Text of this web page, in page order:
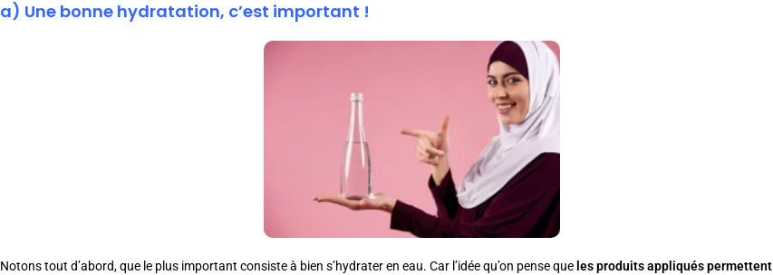
a) Une bonne hydratation, c’est important !
Notons tout d’abord, que le plus important consiste à bien s’hydrater en eau. Car l’idée qu’on pense que les produits appliqués permettent